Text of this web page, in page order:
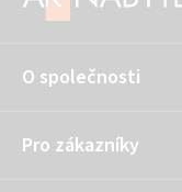
O společnosti
Pro zákazníky